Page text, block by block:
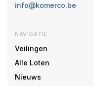
info@komerco.be
NAVIGATIE
Veilingen
Alle Loten
Nieuws